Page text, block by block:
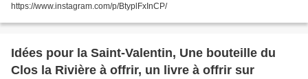
https://www.instagram.com/p/BtyplFxInCP/
Idées pour la Saint-Valentin, Une bouteille du
Clos la Rivière à offrir, un livre à offrir sur